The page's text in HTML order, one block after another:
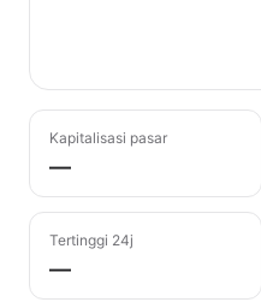
Kapitalisasi pasar
—
Tertinggi 24j
—